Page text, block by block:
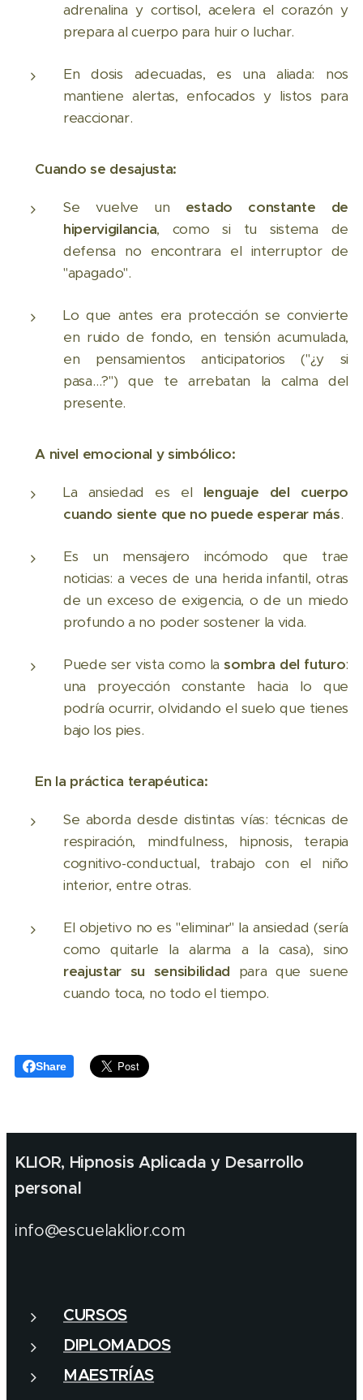
adrenalina y cortisol, acelera el corazón y
prepara al cuerpo para huir o luchar.
En dosis adecuadas, es una aliada: nos
mantiene alertas, enfocados y listos para
reaccionar.
Cuando se desajusta:
Se vuelve un estado constante de
hipervigilancia, como si tu sistema de
defensa no encontrara el interruptor de
"apagado".
Lo que antes era protección se convierte
en ruido de fondo, en tensión acumulada,
en pensamientos anticipatorios ("¿y si
pasa…?") que te arrebatan la calma del
presente.
👉A nivel emocional y simbólico:
La ansiedad es el lenguaje del cuerpo
cuando siente que no puede esperar más.
Es un mensajero incómodo que trae
noticias: a veces de una herida infantil, otras
de un exceso de exigencia, o de un miedo
profundo a no poder sostener la vida.
Puede ser vista como lasombra del futuro:
una proyección constante hacia lo que
podría ocurrir, olvidando el suelo que tienes
bajo los pies.
En la práctica terapéutica:
Se aborda desde distintas vías: técnicas de
respiración, mindfulness, hipnosis, terapia
cognitivo-conductual, trabajo con el niño
interior, entre otras.
El objetivo no es "eliminar" la ansiedad (sería
como quitarle la alarma a la casa), sino
reajustar su sensibilidad para que suene
cuando toca, no todo el tiempo.
Share
KLIOR, Hipnosis Aplicada y Desarrollo
personal
info@escuelaklior.com
CURSOS
DIPLOMADOS
MAESTRÍAS